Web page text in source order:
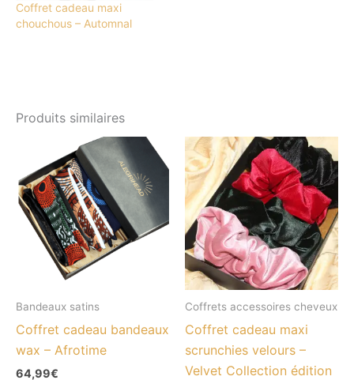
Coffret cadeau maxi
chouchous – Automnal
Produits similaires
Bandeaux satins
Coffret cadeau bandeaux
wax – Afrotime
64,99€
Coffrets accessoires cheveux
Coffret cadeau maxi
scrunchies velours –
Velvet Collection édition